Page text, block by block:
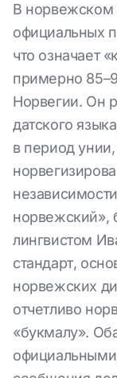
В норвежском
официальных
что означает
примерно
Норвегии. Он
датского
в период
норвежский»,
лингвистом
стандарт,
норвежских
отчетливо
«букмалу».